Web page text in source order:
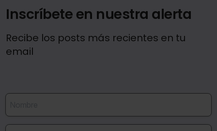
Inscríbete en nuestra alerta
Recibe los posts más recientes en tu
email